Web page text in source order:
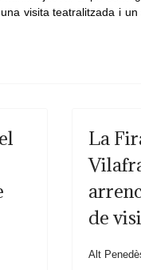
visita teatralitzada i
La
de
Alt